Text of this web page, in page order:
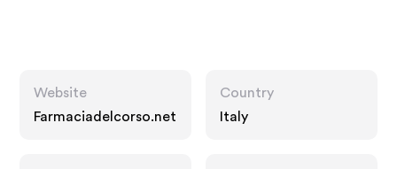
Website
Farmaciadelcorso.net
Country
Italy